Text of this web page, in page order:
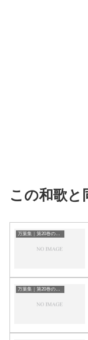
この和歌と
万葉集｜第20巻の和歌一覧
万葉集｜第20巻の和歌一覧